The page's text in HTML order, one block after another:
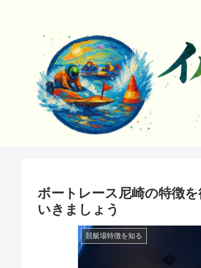
ボートレース尼崎の特徴
いきましょう
競艇場特徴を知る